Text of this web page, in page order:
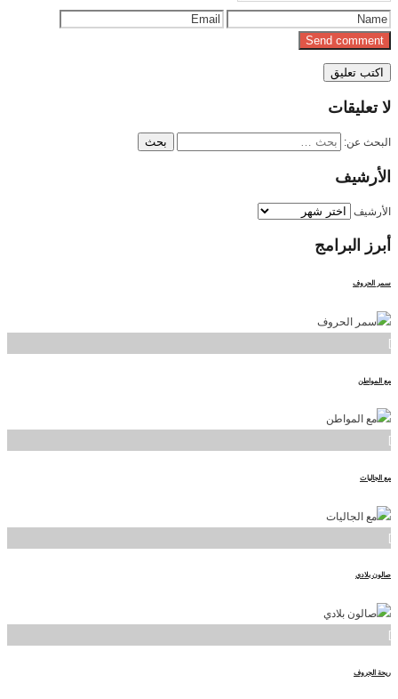
لاتعليقات
البحث عن:
الأرشيف
الأرشيف
أبرز البرامج
سمر الحروف
]
مع المواطن
]
مع الجاليات
]
صالون بلادي
]
ريحة الجروف